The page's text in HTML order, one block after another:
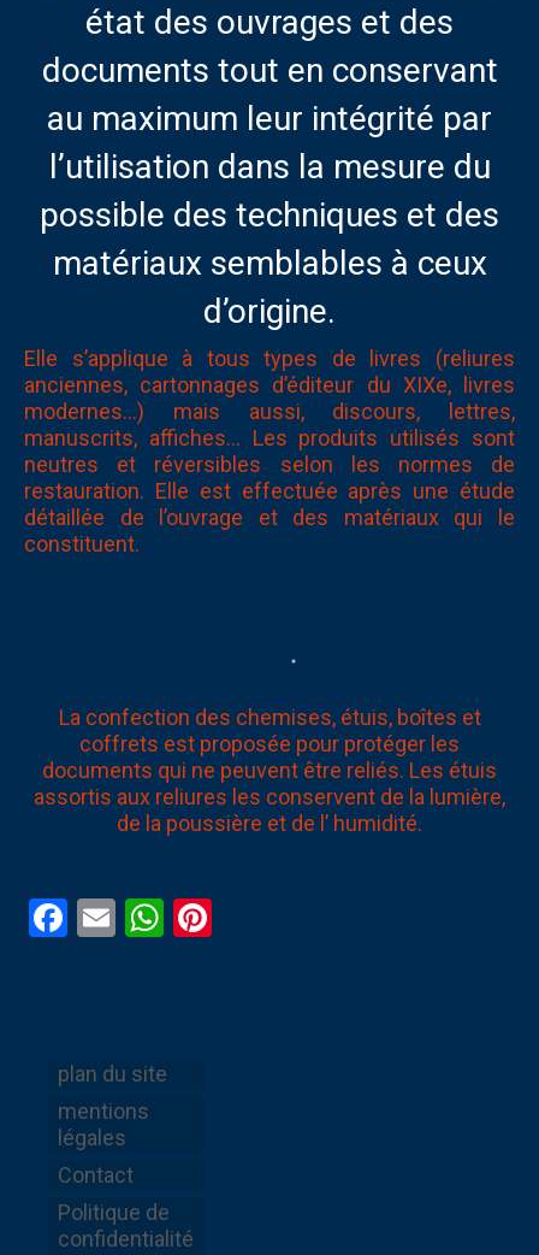
état des ouvrages et des
documents tout en conservant
au maximum leur intégrité par
l’utilisation dans la mesure du
possible des techniques et des
matériaux semblables à ceux
d’origine.
Elle s’applique à tous types de livres (reliures
anciennes, cartonnages d’éditeur du XIXe, livres
modernes…) mais aussi, discours, lettres,
manuscrits, affiches… Les produits utilisés sont
neutres et réversibles selon les normes de
restauration. Elle est effectuée après une étude
détaillée de l’ouvrage et des matériaux qui le
constituent.
La confection des chemises, étuis, boîtes et
coffrets est proposée pour protéger les
documents qui ne peuvent être reliés. Les étuis
assortis aux reliures les conservent de la lumière,
de la poussière et de l’ humidité.
Facebook
EmailWhatsApp
plan du site
mentions
légales
Contact
Politique de
confidentialité